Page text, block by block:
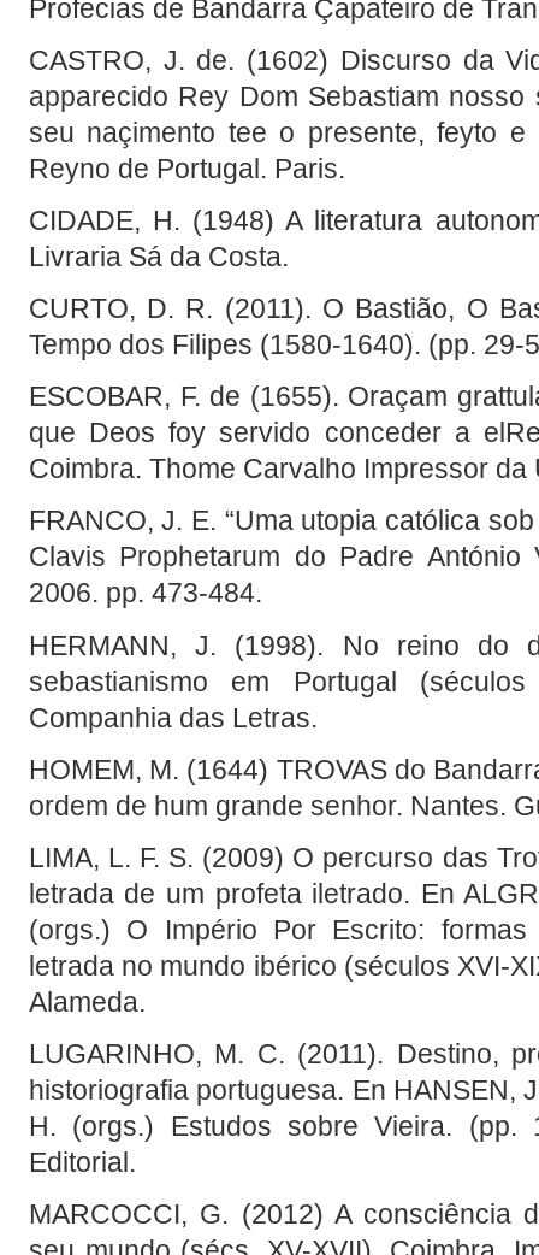
Profecias de Bandarra Çapateiro de
CASTRO, J. de. (1602) Discurso da
apparecido Rey Dom Sebastiam
seu naçimento tee o presente, feyto
Reyno de Portugal. Paris.
CIDADE, H. (1948) A literatura
Livraria Sá da Costa.
CURTO, D. R. (2011). O Bastião, O
Tempo dos Filipes (1580-1640). (pp. 29-
ESCOBAR, F. de (1655). Oraçam
que Deos foy servido conceder a
Coimbra. Thome Carvalho Impressor da
FRANCO, J. E. “Uma utopia católica
Clavis Prophetarum do Padre António
2006. pp. 473-484.
HERMANN, J. (1998). No reino do
sebastianismo em Portugal
Companhia das Letras.
HOMEM, M. (1644) TROVAS do
ordem de hum grande senhor. Nantes.
LIMA, L. F. S. (2009) O percurso das
letrada de um profeta iletrado. En
(orgs.) O Império Por Escrito:
letrada no mundo ibérico (séculos XVI-
Alameda.
LUGARINHO, M. C. (2011). Destino,
historiografia portuguesa. En HANSEN,
H. (orgs.) Estudos sobre Vieira. (pp.
Editorial.
MARCOCCI, G. (2012) A consciência